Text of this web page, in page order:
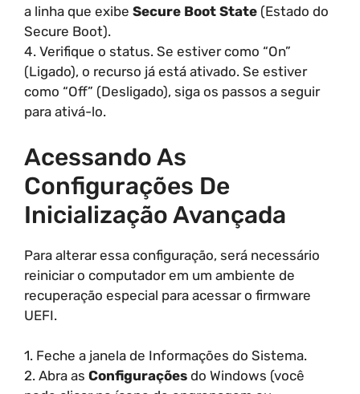
a linha que exibe Secure Boot State (Estado do
Secure Boot).
4. Verifique o status. Se estiver como “On”
(Ligado), o recurso já está ativado. Se estiver
como “Off” (Desligado), siga os passos a seguir
para ativá-lo.
Acessando As
Configurações De
Inicialização Avançada
Para alterar essa configuração, será necessário
reiniciar o computador em um ambiente de
recuperação especial para acessar o firmware
UEFI.
1. Feche a janela de Informações do Sistema.
2. Abra as Configurações do Windows (você